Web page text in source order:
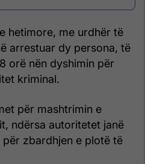
hetimore, me urdhër të
arrestuar dy persona, të
orë nën dyshimin për
kriminal.
për mashtrimin e
ndërsa autoritetet janë
zbardhjen e plotë të